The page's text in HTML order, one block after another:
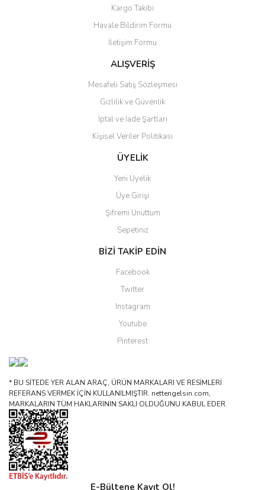
Ürün açıklamasında eksik bilgiler bulunuyor.
Ürün bilgilerinde hatalar bulunuyor.
Ürün fiyatı diğer sitelerden daha pahalı.
Bu ürüne benzer farklı alternatifler olmalı.
Gönder
Kargo Takibi
Havale Bildirim Formu
İletişim Formu
ALIŞVERİŞ
Mesafeli Satış Sözleşmesi
Gizlilik ve Güvenlik
İptal ve İade Şartları
Kişisel Veriler Politikası
ÜYELİK
Yeni Üyelik
Üye Girişi
Şifremi Unuttum
Sepetiniz
BİZİ TAKİP EDİN
Facebook
Twitter
Instagram
Youtube
Pinterest
* BU SİTEDE YER ALAN ARAÇ, ÜRÜN MARKALARI VE RESİMLERİ
REFERANS VERMEK İÇİN KULLANILMIŞTIR. nettengelsin.com,
MARKALARIN TÜM HAKLARININ SAKLI OLDUĞUNU KABUL EDER.
E-Bültene Kayıt Ol!